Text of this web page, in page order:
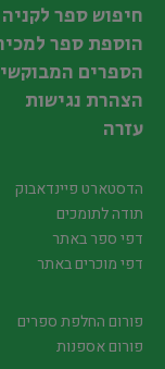
חיפוש ספר לקניה
הוספת ספר
הספרים
הצהרת נגישות
עזרה
הדסטארט פיינדאבוק
תודה לתומכים
דפי ספר באתר
דפי מוכרים באתר
פורום החלפת ספרים
פורום אספנות